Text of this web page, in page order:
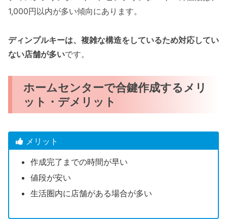
1,000円以内が多い傾向にあります。
ディンプルキーは、複雑な構造をしているため対応してい
ない店舗が多いです。
ホームセンターで合鍵作成するメリ
ット・デメリット
メリット
作成完了までの時間が早い
値段が安い
生活圏内に店舗がある場合が多い